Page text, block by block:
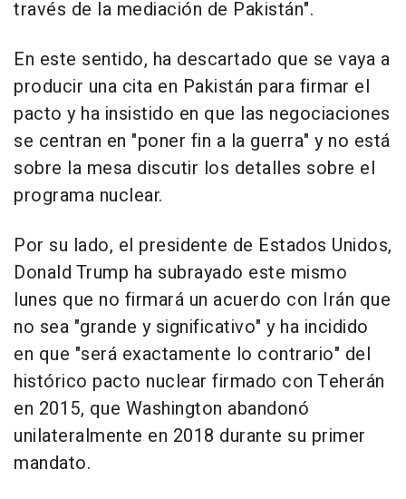
través de la mediación de Pakistán".
En este sentido, ha descartado que se vaya a
producir una cita en Pakistán para firmar el
pacto y ha insistido en que las negociaciones
se centran en "poner fin a la guerra" y no está
sobre la mesa discutir los detalles sobre el
programa nuclear.
Por su lado, el presidente de Estados Unidos,
Donald Trump ha subrayado este mismo
lunes que no firmará un acuerdo con Irán que
no sea "grande y significativo" y ha incidido
en que "será exactamente lo contrario" del
histórico pacto nuclear firmado con Teherán
en 2015, que Washington abandonó
unilateralmente en 2018 durante su primer
mandato.